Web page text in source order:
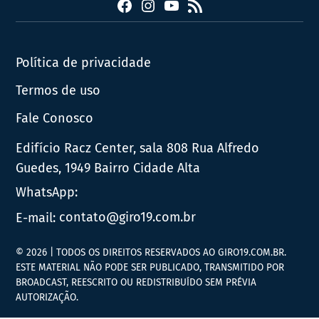
FacebookInstagram
YouTube
RSS
Política de privacidade
Termos de uso
Fale Conosco
Edifício Racz Center, sala 808 Rua Alfredo
Guedes, 1949 Bairro Cidade Alta
WhatsApp:
E-mail: contato@giro19.com.br
© 2026 | TODOS OS DIREITOS RESERVADOS AO GIRO19.COM.BR.
ESTE MATERIAL NÃO PODE SER PUBLICADO, TRANSMITIDO POR
BROADCAST, REESCRITO OU REDISTRIBUÍDO SEM PRÉVIA
AUTORIZAÇÃO.